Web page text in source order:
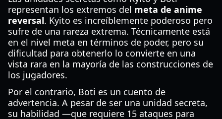
representan los extremos del meta de anime
reversal. Kyito es increíblemente poderoso pero
sufre de una rareza extrema. Técnicamente está
en el nivel meta en términos de poder, pero su
dificultad para obtenerlo lo convierte en una
vista rara en la mayoría de las construcciones de
los jugadores.
Por el contrario, Boti es un cuento de
advertencia. A pesar de ser una unidad secreta,
su habilidad —que requiere 15 ataques para